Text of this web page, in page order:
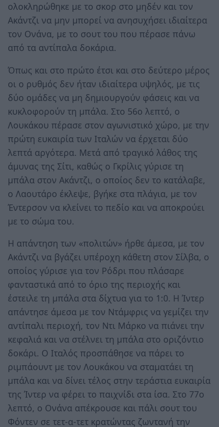
ολοκληρώθηκε με το σκορ στο μηδέν και τον
Ακάντζι να μην μπορεί να ανησυχήσει ιδιαίτερα
τον Ονάνα, με το σουτ του που πέρασε πάνω
από τα αντίπαλα δοκάρια.
Όπως και στο πρώτο έτσι και στο δεύτερο μέρος
οι ο ρυθμός δεν ήταν ιδιαίτερα υψηλός, με τις
δύο ομάδες να μη δημιουργούν φάσεις και να
κυκλοφορούν τη μπάλα. Στο 56ο λεπτό, ο
Λουκάκου πέρασε στον αγωνιστικό χώρο, με την
πρώτη ευκαιρία των Ιταλών να έρχεται δύο
λεπτά αργότερα. Μετά από τραγικό λάθος της
άμυνας της Σίτι, καθώς ο Γκρίλις γύρισε τη
μπάλα στον Ακάντζι, ο οποίος δεν το κατάλαβε,
ο Λαουτάρο έκλεψε, βγήκε στα πλάγια, με τον
Έντερσον να κλείνει το πεδίο και να αποκρούει
με το σώμα του.
Η απάντηση των «πολιτών» ήρθε άμεσα, με τον
Ακάντζι να βγάζει υπέροχη κάθετη στον Σίλβα, ο
οποίος γύρισε για τον Ρόδρι που πλάσαρε
φανταστικά από το όριο της περιοχής και
έστειλε τη μπάλα στα δίχτυα για το 1:0. Η Ίντερ
απάντησε άμεσα με τον Ντάμφρις να γεμίζει την
αντίπαλι περιοχή, τον Ντι Μάρκο να πιάνει την
κεφαλιά και να στέλνει τη μπάλα στο οριζόντιο
δοκάρι. Ο Ιταλός προσπάθησε να πάρει το
ριμπάουντ με τον Λουκάκου να σταματάει τη
μπάλα και να δίνει τέλος στην τεράστια ευκαιρία
της Ίντερ να φέρει το παιχνίδι στα ίσα. Στο 77ο
λεπτό, ο Ονάνα απέκρουσε και πάλι σουτ του
Φόντεν σε τετ-α-τετ κρατώντας ζωντανή την